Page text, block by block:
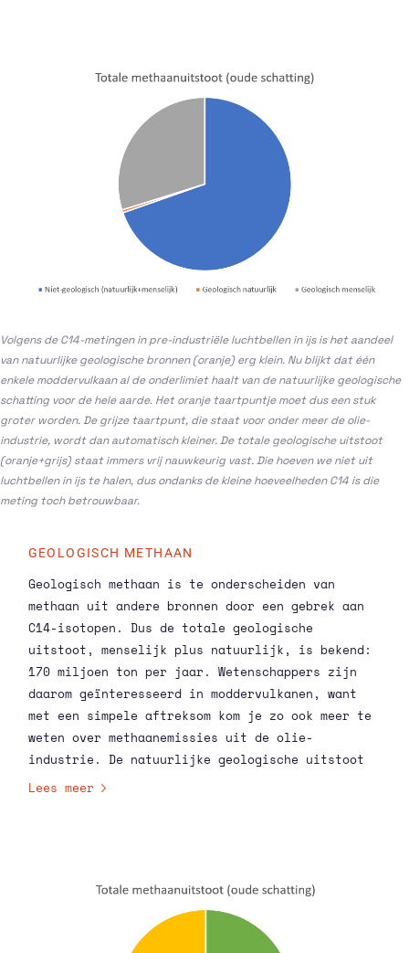
geologische bronnen zoals moddervulkanen.
Volgens de C14-metingen in pre-industriële luchtbellen in ijs is het aandeel
van natuurlijke geologische bronnen (oranje) erg klein. Nu blijkt dat één
enkele moddervulkaan al de onderlimiet haalt van de natuurlijke geologische
schatting voor de hele aarde. Het oranje taartpuntje moet dus een stuk
groter worden. De grijze taartpunt, die staat voor onder meer de olie-
industrie, wordt dan automatisch kleiner. De totale geologische uitstoot
(oranje+grijs) staat immers vrij nauwkeurig vast. Die hoeven we niet uit
luchtbellen in ijs te halen, dus ondanks de kleine hoeveelheden C14 is die
meting toch betrouwbaar.
GEOLOGISCH METHAAN
Geologisch methaan is te onderscheiden van
methaan uit andere bronnen door een gebrek aan
C14-isotopen. Dus de totale geologische
uitstoot, menselijk plus natuurlijk, is bekend:
170 miljoen ton per jaar. Wetenschappers zijn
daarom geïnteresseerd in moddervulkanen, want
met een simpele aftreksom kom je zo ook meer te
weten over methaanemissies uit de olie-
industrie. De natuurlijke geologische uitstoot
is lang geschat op 30-75 miljoen ton per jaar.
geologische uitstoot.
Lees meer